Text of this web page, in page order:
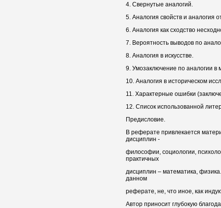
4. Свернутые аналогий.
5. Аналогия свойств и аналогия
6. Аналогия как сходство
7. Вероятность выводов по
8. Аналогия в искусстве.
9. Умозаключение по аналогии в
10. Аналогия в историческом
11. Характерные ошибки
12. Список использованной
Предисловие.
В реферате привлекается
дисциплин -
философии, социологии,
практичных
дисциплин – математика,
данном
реферате, не, что иное, как
Автор приносит глубокую